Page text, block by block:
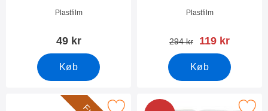
Varenr 37890Plastfilm
49 kr
Køb
Varenr 37889Plastfilm
pris
294 kr pris
119 kr
Køb
Frame Glasbeskyttelse iPhone 12 Pro Max (6.7) som favorit
Marker tPU Cover iPhone 12